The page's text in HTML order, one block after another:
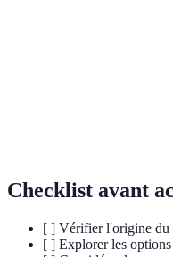
Checklist avant
[ ] Vérifier l'origine du
[ ] Explorer les